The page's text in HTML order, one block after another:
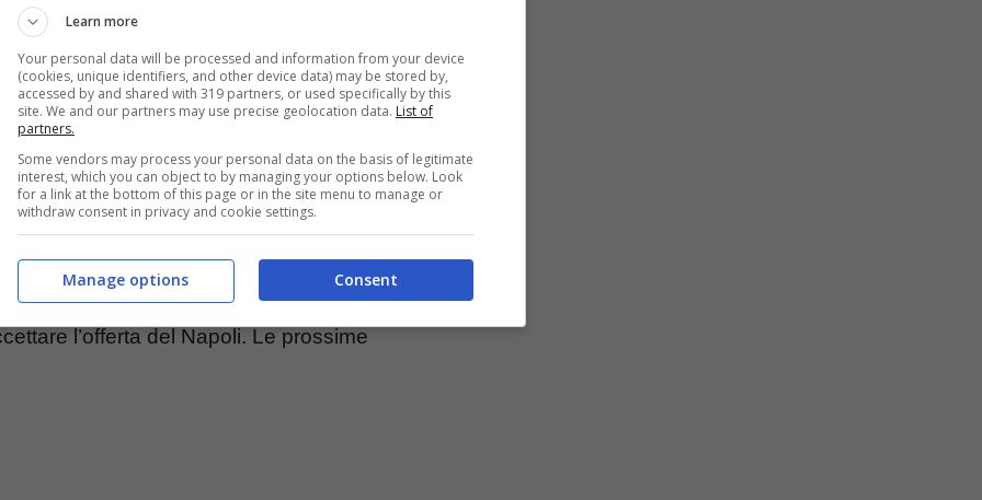
oraAntonio Conte è ad un passo dal
ex ct della Nazionale italiana è ormai pronto a
notizie che riguardano la sua scelta e
potrebbe essere proprio l’ex Juventus e
settimane è stato accostato alla panchina
l’offerta del Napoli. Le prossime
Learn more
Your personal data will be processed and information from your device
(cookies, unique identifiers, and other device data) may be stored by,
accessed by and shared with 319 partners, or used specifically by this
site. We and our partners may use precise geolocation data. List of
partners.
Some vendors may process your personal data on the basis of legitimate
interest, which you can object to by managing your options below. Look
for a link at the bottom of this page or in the site menu to manage or
withdraw consent in privacy and cookie settings.
Consent
Manage options